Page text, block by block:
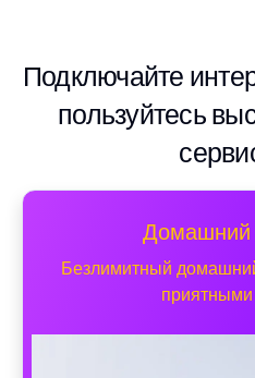
Подключайте
пользуйтесь
Домашний
Безлимитный